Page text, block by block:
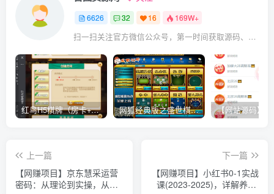
6626 32 16 169W+
扫一扫关注官方微信公众号，第一时间获取源码、网赚项目资源教程，自媒体等知识干货，让互联网创业赚钱更简单。
红鸟H5棋牌（房卡+金币）全套双模式游戏源码 网狐经典版之盛世棋牌完整游戏源码（包含文档、架设教程、网站、源代码等）
上一篇
【网赚项目】京东慧采运营
密码：从理论到实操，从基
下一篇
【网赚项目】小红书0-1实战
课(2023-2025)，详解养号/